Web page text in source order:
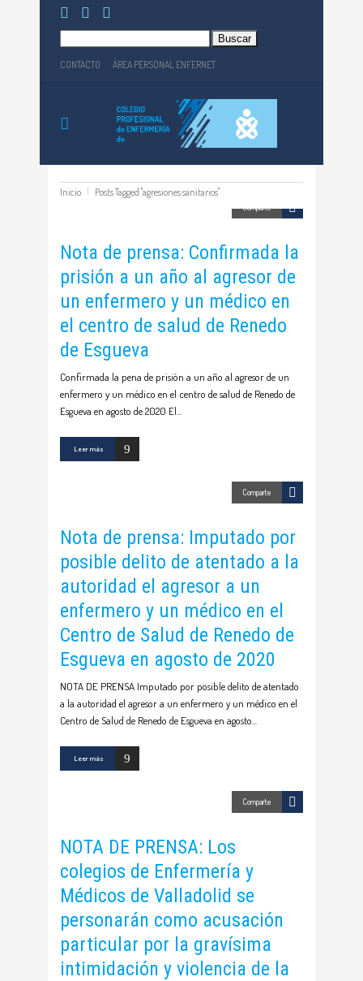
CONTACTO ÁREA PERSONAL ENFERNET
Inicio Posts Tagged "agresiones sanitarios"
Comparte
Nota de prensa: Confirmada la
prisión a un año al agresor de
un enfermero y un médico en
el centro de salud de Renedo
de Esgueva
Confirmada la pena de prisión a un año al agresor de un
enfermero y un médico en el centro de salud de Renedo de
Esgueva en agosto de 2020 El
Leer más
Comparte
Nota de prensa: Imputado por
posible delito de atentado a la
autoridad el agresor a un
enfermero y un médico en el
Centro de Salud de Renedo de
Esgueva en agosto de 2020
NOTA DE PRENSA Imputado por posible delito de atentado
a la autoridad el agresor a un enfermero y un médico en el
Centro de Salud de Renedo de Esgueva en agosto
Leer más
Comparte
NOTA DE PRENSA: Los
colegios de Enfermería y
Médicos de Valladolid se
personarán como acusación
particular por la gravísima
intimidación y violencia de la